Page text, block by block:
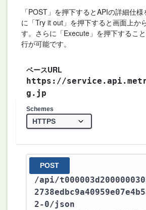
「POST」を押下するとAPIの詳細仕
に「Try it out」を押下すると画面上か
す。さらに「Execute」を押下するこ
行が可能です。
ベースURL
https://
g.jp
Schemes
POST
/api/
2-0/json